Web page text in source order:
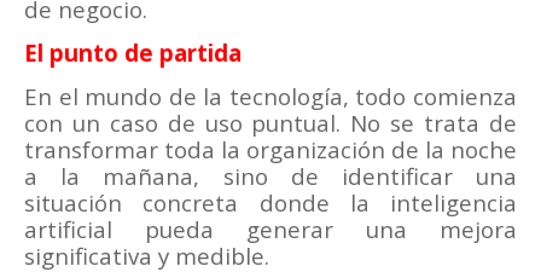
de negocio.
El punto de partida
En el mundo de la tecnología, todo comienza
con un caso de uso puntual. No se trata de
transformar toda la organización de la noche
a la mañana, sino de identificar una
situación concreta donde la inteligencia
artificial pueda generar una mejora
significativa y medible.